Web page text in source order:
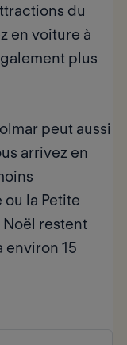
du
en voiture à
plus
peut aussi
arrivez en
la Petite
Noël restent
environ 15